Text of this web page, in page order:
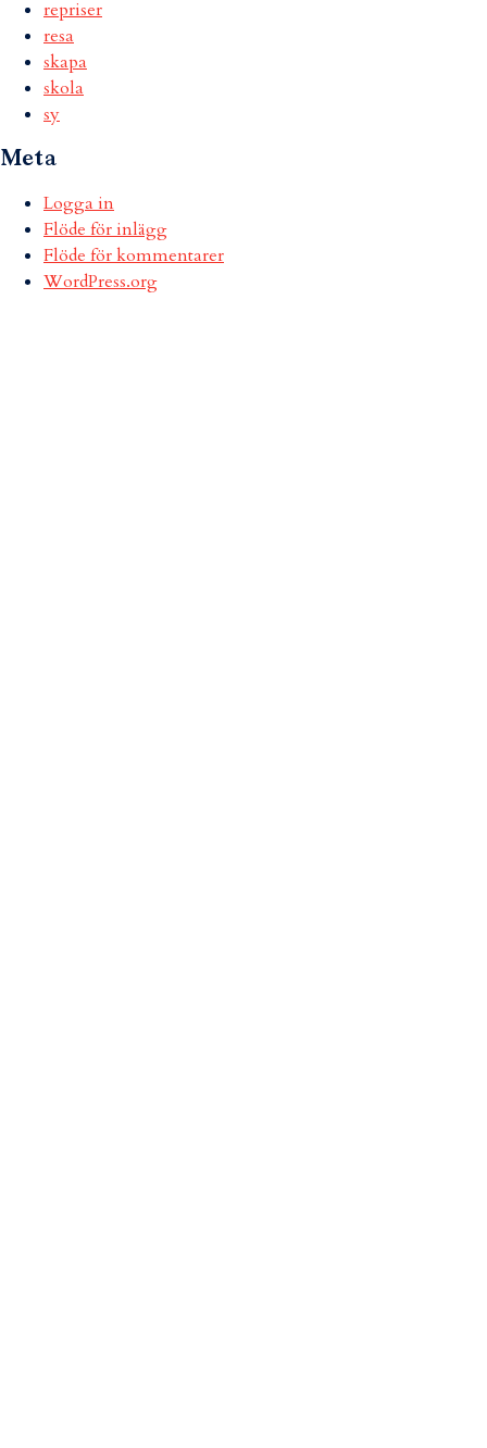
repriser
resa
skapa
skola
sy
Meta
Logga in
Flöde för inlägg
Flöde för kommentarer
WordPress.org